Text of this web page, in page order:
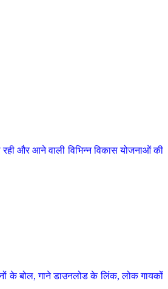
और आने वाली विभिन्न विकास योजनाओं की
के बोल, गाने डाउनलोड के लिंक, लोक गायकों